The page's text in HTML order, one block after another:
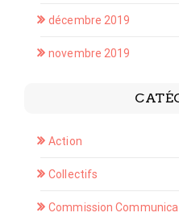
décembre 2019
novembre 2019
Action
Collectifs
Commission